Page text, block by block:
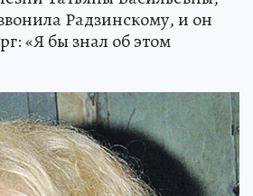
Радзинскому, и он
«Я бы знал об этом